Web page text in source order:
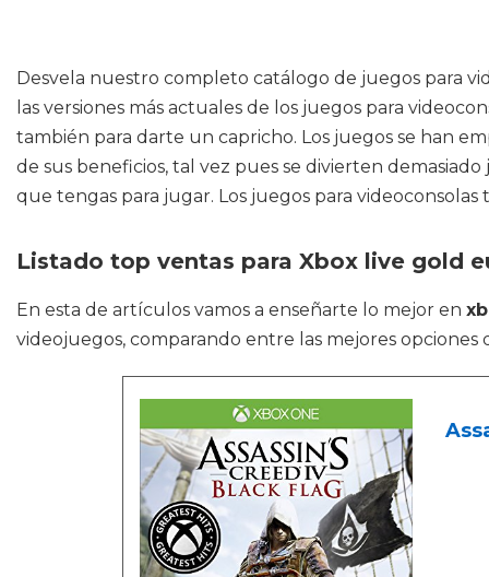
Desvela nuestro completo catálogo de juegos para
las versiones más actuales de los juegos para
también para darte un capricho. Los juegos se han
de sus beneficios, tal vez pues se divierten
que tengas para jugar. Los juegos para
Listado top ventas para Xbox live gold
En esta de artículos vamos a enseñarte lo mejor en
videojuegos, comparando entre las mejores opciones